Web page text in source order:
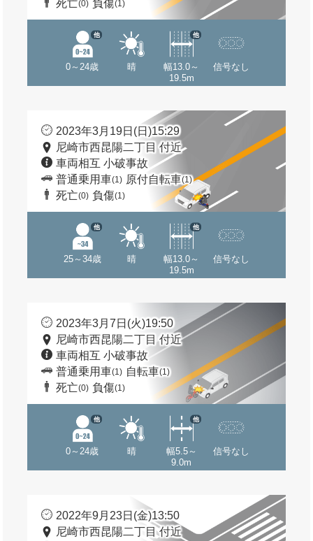
死亡(0) 負傷(1)
0～24歳
他
晴
幅13.0～
19.5m
他
信号なし
2023年3月19日(日)15:29
尼崎市西昆陽二丁目 付近
車両相互 小破事故
普通乗用車(1) 原付自転車(1)
死亡(0) 負傷(1)
25～34歳
他
晴
幅13.0～
19.5m
他
信号なし
2023年3月7日(火)19:50
尼崎市西昆陽二丁目 付近
車両相互 小破事故
普通乗用車(1) 自転車(1)
死亡(0) 負傷(1)
0～24歳
他
晴
幅5.5～
9.0m
他
信号なし
2022年9月23日(金)13:50
尼崎市西昆陽二丁目 付近